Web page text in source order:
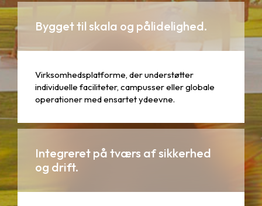
Bygget til skala og pålidelighed.
Virksomhedsplatforme, der understøtter
individuelle faciliteter, campusser eller globale
operationer med ensartet ydeevne.
Integreret på tværs af sikkerhed
og drift.